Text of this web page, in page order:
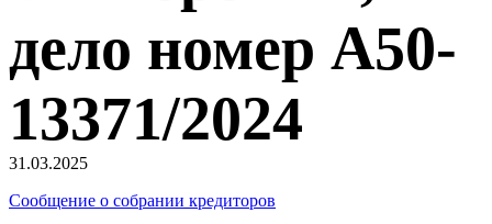
дело номер А50-
13371/2024
31.03.2025
Сообщение о собрании кредиторов